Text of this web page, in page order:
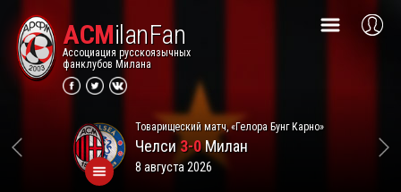
ACMilanFan
Ассоциация русскоязычных
фанклубов Милана
Товарищеский матч, «Гелора Бунг Карно»
Челси3-0Милан
8 августа 2026